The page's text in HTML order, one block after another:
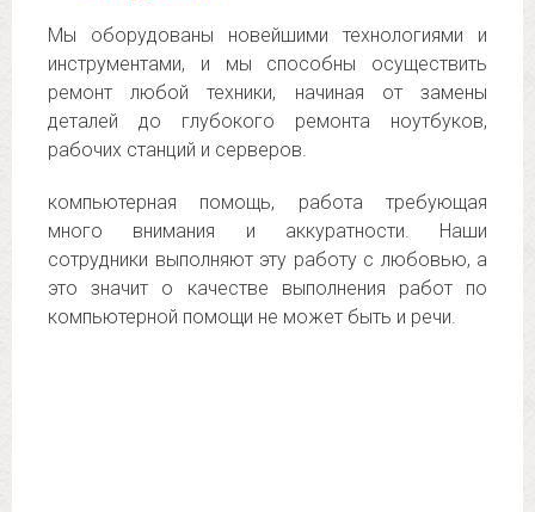
Мы оборудованы новейшими технологиями и
инструментами, и мы способны осуществить
ремонт любой техники, начиная от замены
деталей до глубокого ремонта ноутбуков,
рабочих станций и серверов.
компьютерная помощь, работа требующая
много внимания и аккуратности. Наши
сотрудники выполняют эту работу с любовью, а
это значит о качестве выполнения работ по
компьютерной помощи не может быть и речи.